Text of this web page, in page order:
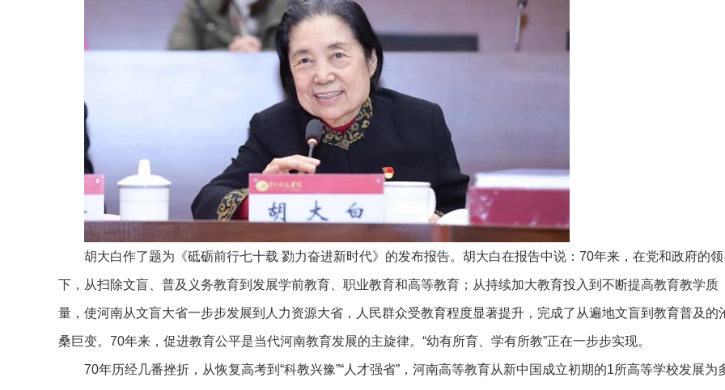
胡大白作了题为《砥砺前行七十载 勠力奋进新时代》的发布报告。胡大白在报告中说：70年来，在党和政府的
下，从扫除文盲、普及义务教育到发展学前教育、职业教育和高等教育；从持续加大教育投入到不断提高教育教学质
量，使河南从文盲大省一步步发展到人力资源大省，人民群众受教育程度显著提升，完成了从遍地文盲到教育普及的
桑巨变。70年来，促进教育公平是当代河南教育发展的主旋律。“幼有所育、学有所教”正在一步步实现。
70年历经几番挫折，从恢复高考到“科教兴豫”“人才强省”，河南高等教育从新中国成立初期的1所高等学校发展为